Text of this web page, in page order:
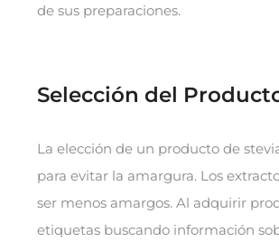
de sus preparaciones.
Selección del
La elección de un producto de
para evitar la amargura. Los
ser menos amargos. Al adquirir
etiquetas buscando información